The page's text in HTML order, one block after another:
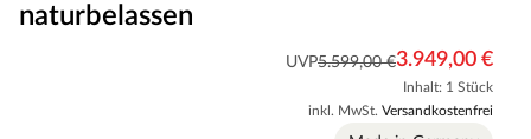
naturbelassen
UVP5.599,00 €3.949,00 €
Inhalt: 1 Stück
inkl. MwSt. Versandkostenfrei